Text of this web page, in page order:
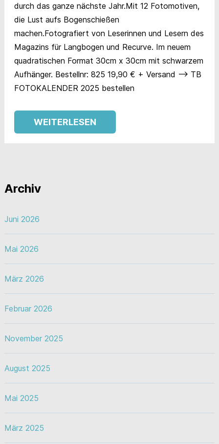
durch das ganze nächste Jahr.Mit 12 Fotomotiven,
die Lust aufs Bogenschießen
machen.Fotografiert von Leserinnen und Lesern des
Magazins für Langbogen und Recurve. Im neuem
quadratischen Format 30cm x 30cm mit schwarzem
Aufhänger. Bestellnr: 825 19,90 € + Versand –> TB
FOTOKALENDER 2025 bestellen
WEITERLESEN
Archiv
Juni 2026
Mai 2026
März 2026
Februar 2026
November 2025
August 2025
Mai 2025
März 2025